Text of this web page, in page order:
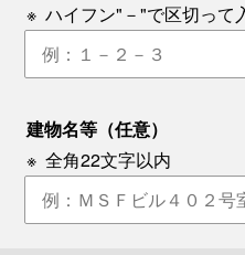
※ ハイフン"－"で区切って
建物名等（任意）
※ 全角22文字以内